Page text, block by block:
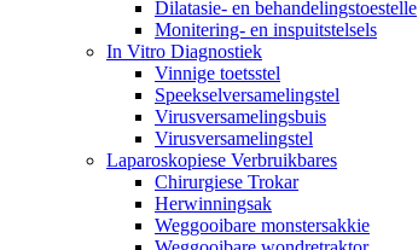
Dilatasie- en behandelingstoestelle
Monitering- en inspuitstelsels
In Vitro Diagnostiek
Vinnige toetsstel
Speekselversamelingstel
Virusversamelingsbuis
Virusversamelingstel
Laparoskopiese Verbruikbares
Chirurgiese Trokar
Herwinningsak
Weggooibare monstersakkie